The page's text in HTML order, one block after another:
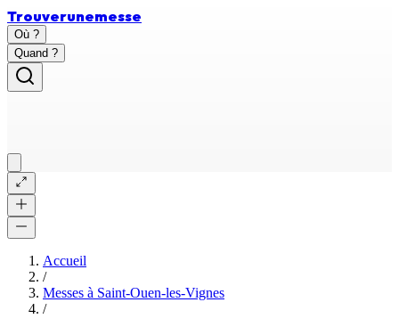
Trouverunemesse
Où ?
Quand ?
Accueil
/
Messes à Saint-Ouen-les-Vignes
/